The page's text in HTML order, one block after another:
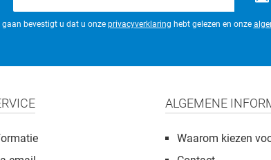
gaan bevestigt u dat u onze privacyverklaring hebt gelezen en onze
ALGEMENE
Waarom kiezen